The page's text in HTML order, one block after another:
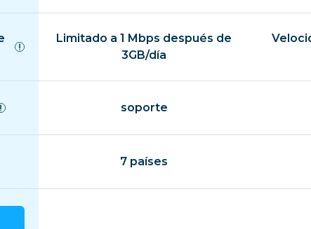
Limitado a 1 Mbps después de
3GB/día
soporte
7 países